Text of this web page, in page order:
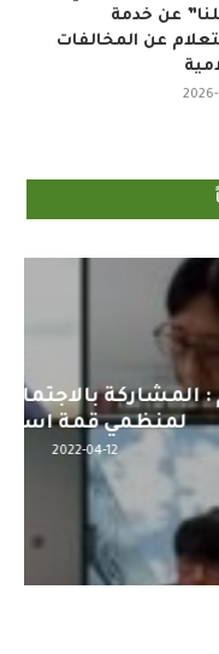
عن خدمة
عن المخالفات
التحضيري